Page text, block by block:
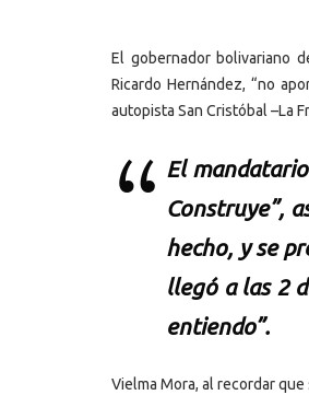
El gobernador bolivariano
Ricardo Hernández, “no
autopista San Cristóbal –La
El
Construye”,
hecho, y se
llegó a las 2
entiendo”.
Vielma Mora, al recordar